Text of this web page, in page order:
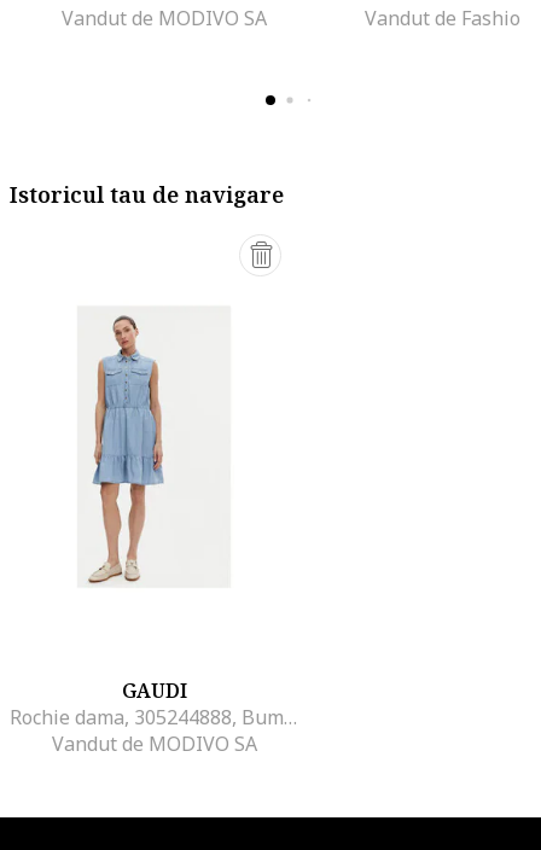
Vandut de MODIVO SA
Vandut de Fashion
Istoricul tau de navigare
GAUDI
Rochie dama, 305244888, Bumbac, Albastru, Albastru
Vandut de MODIVO SA